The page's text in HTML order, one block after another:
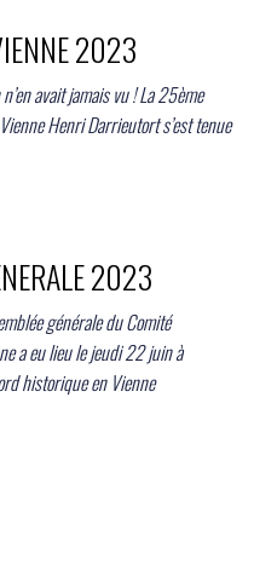
2023
avait jamais vu ! La 25ème
Henri Darrieutort s’est tenue
2023
générale du Comité
a eu lieu le jeudi 22 juin à
historique en Vienne